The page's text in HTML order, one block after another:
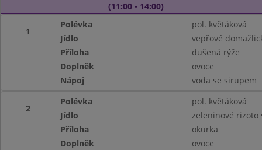
(11:00 - 14:00)
1
Polévka
pol. květáková
Jídlo
vepřové
Příloha
dušená rýže
Doplněk
ovoce
Nápoj
voda se sirupem
2
Polévka
pol. květáková
Jídlo
zeleninové rizoto
Příloha
okurka
Doplněk
ovoce